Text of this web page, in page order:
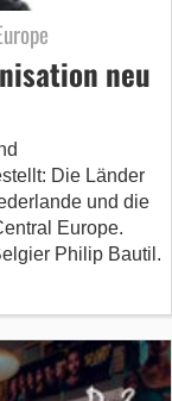
neu
Die Länder
und die
Europe.
Philip Bautil.